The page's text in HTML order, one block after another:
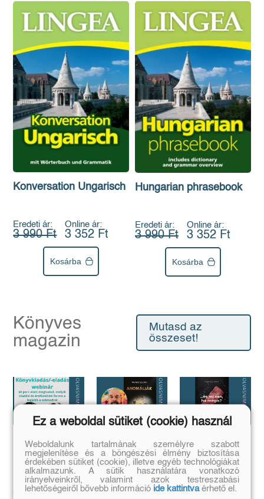
Konversation Ungarisch
Eredeti ár:
3 990 Ft
Online ár:
3 352 Ft
Kosárba
Hungarian phrasebook
Eredeti ár:
3 990 Ft
Online ár:
3 352 Ft
Kosárba
Könyves
magazin
Mutasd az
összeset!
Megírtad a
könyvedet, de
azt is tudod,
hogyan add
el❓️
Anomáliák
Mi történik akkor,
ha létezik egy
olyan tárgy, ami
nem létezhetne?
...és mi van ha
mégis?
...a legrosszabb
helyzetből is lehet
kiút...
Ez a weboldal sütiket (cookie) használ
Weboldalunk tartalmának személyre szabott
megjelenítése és a böngészési élmény biztosítása
érdekében sütiket (cookie), illetve egyéb technológiákat
alkalmazunk. A sütik használatára vonatkozó
irányelveinkről, valamint azok testreszabási
lehetőségeiről bővebb információ ide kattintvaérhető el.